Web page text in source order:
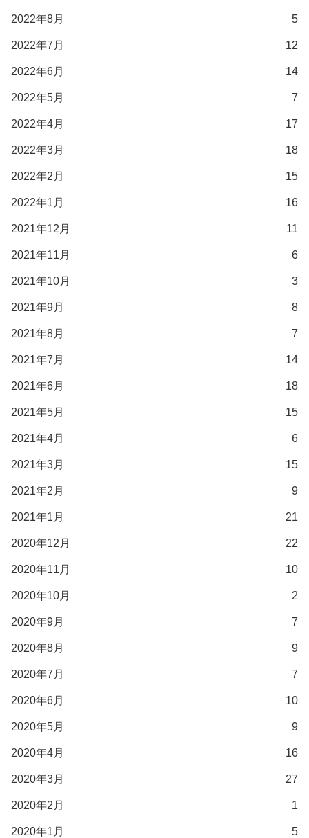
2022年8月 5
2022年7月 12
2022年6月 14
2022年5月 7
2022年4月 17
2022年3月 18
2022年2月 15
2022年1月 16
2021年12月 11
2021年11月 6
2021年10月 3
2021年9月 8
2021年8月 7
2021年7月 14
2021年6月 18
2021年5月 15
2021年4月 6
2021年3月 15
2021年2月 9
2021年1月 21
2020年12月 22
2020年11月 10
2020年10月 2
2020年9月 7
2020年8月 9
2020年7月 7
2020年6月 10
2020年5月 9
2020年4月 16
2020年3月 27
2020年2月 1
2020年1月 5